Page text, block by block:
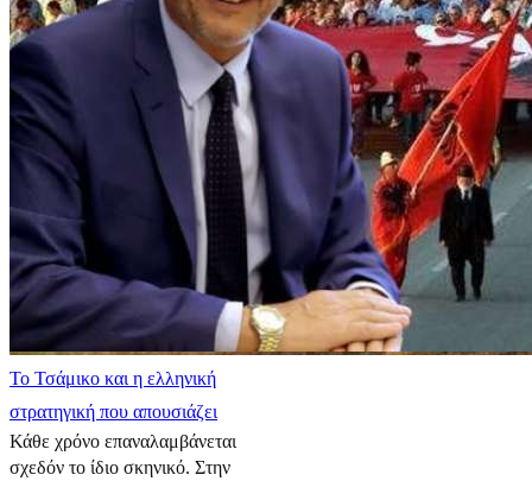
​Το Τσάμικο και η ελληνική
στρατηγική που απουσιάζει
Κάθε χρόνο επαναλαμβάνεται
σχεδόν το ίδιο σκηνικό. Στην